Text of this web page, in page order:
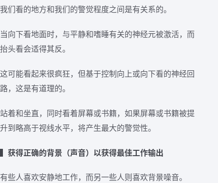
我们看的地方和我们的警觉程度之间是有关系的。
当向下看地面时，与平静和嗜睡有关的神经元被激活，而
抬头看会适得其反。
这可能看起来很疯狂，但基于控制向上或向下看的神经回
路，这是有道理的。
站着和坐直，同时看着屏幕或书籍，如果屏幕或书籍被提
升到略高于视线水平，将产生最大的警觉性。
▍获得正确的背景（声音）以获得最佳工作输出
有些人喜欢安静地工作，而另一些人则喜欢背景噪音。